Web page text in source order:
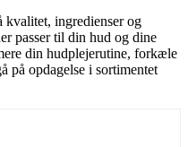
kvalitet, ingredienser og
passer til din hud og dine
din hudplejerutine, forkæle
på opdagelse i sortimentet